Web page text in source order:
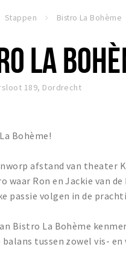
Stappen Bistro La Bohème
LA
189, Dordrecht
Bohème!
afstand van theater
waar Ron en Jackie van
passie volgen in de
Bistro La Bohème
tussen zowel vis-